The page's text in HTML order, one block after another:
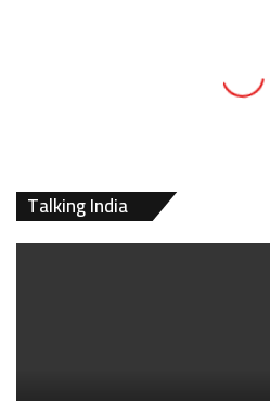
Talking India